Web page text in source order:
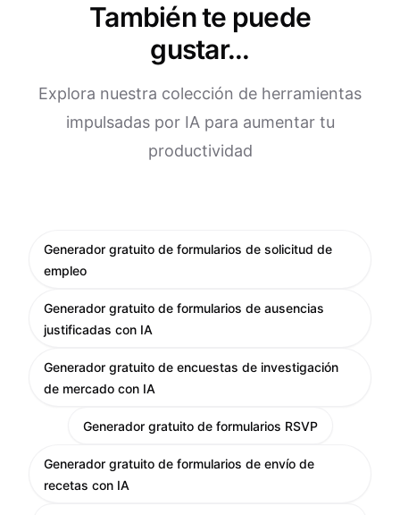
También te puede
gustar...
Explora nuestra colección de herramientas
impulsadas por IA para aumentar tu
productividad
Generador gratuito de formularios de solicitud de
empleo
Generador gratuito de formularios de ausencias
justificadas con IA
Generador gratuito de encuestas de investigación
de mercado con IA
Generador gratuito de formularios RSVP
Generador gratuito de formularios de envío de
recetas con IA